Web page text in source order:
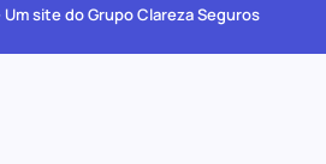
site do Grupo Clareza Seguros